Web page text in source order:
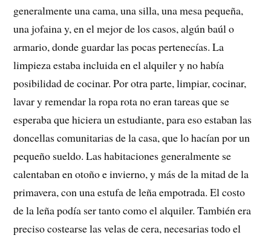
generalmente una cama, una silla, una mesa pequeña,
una jofaina y, en el mejor de los casos, algún baúl o
armario, donde guardar las pocas pertenecías. La
limpieza estaba incluida en el alquiler y no había
posibilidad de cocinar. Por otra parte, limpiar, cocinar,
lavar y remendar la ropa rota no eran tareas que se
esperaba que hiciera un estudiante, para eso estaban las
doncellas comunitarias de la casa, que lo hacían por un
pequeño sueldo. Las habitaciones generalmente se
calentaban en otoño e invierno, y más de la mitad de la
primavera, con una estufa de leña empotrada. El costo
de la leña podía ser tanto como el alquiler. También era
preciso costearse las velas de cera, necesarias todo el